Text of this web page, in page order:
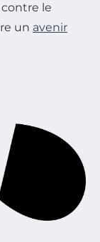
le
un avenir